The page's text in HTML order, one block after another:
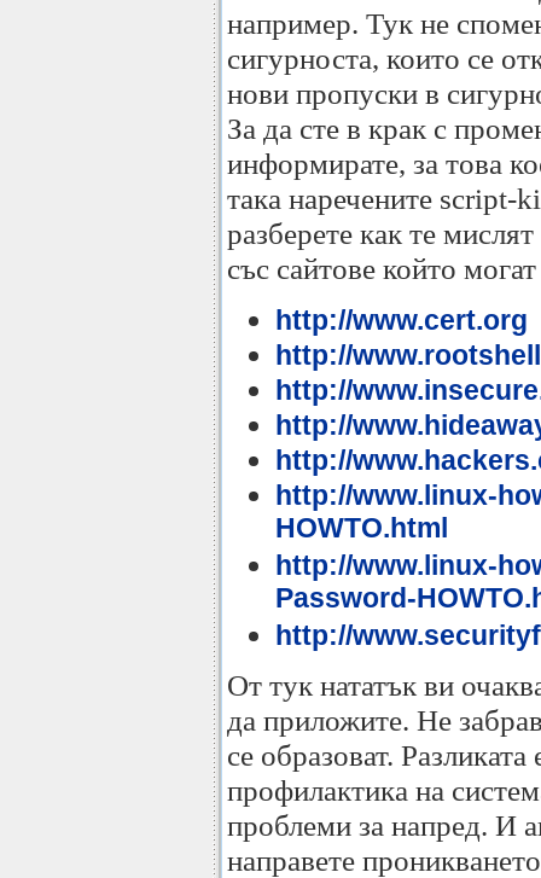
например. Тук не
сигурноста, които се
нови пропуски в
За да сте в крак с
информирате, за това
така наречените script-
разберете как те
със сайтове който
http://www.cert.org
http://
http://
http://
http://
http://www.linux-
HOWTO.html
http://www.linux-
Password-
http://
От тук нататък ви
да приложите. Не
се образоват.
профилактика на
проблеми за напред. И
направете